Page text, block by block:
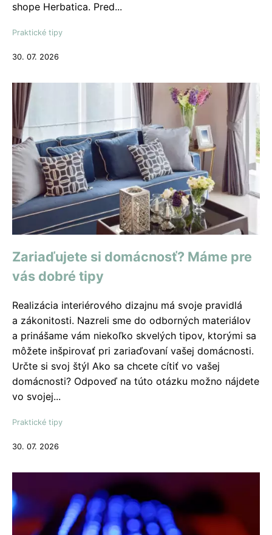
shope Herbatica. Pred...
Praktické tipy
30. 07. 2026
Zariaďujete si domácnosť? Máme pre
vás dobré tipy
Realizácia interiérového dizajnu má svoje pravidlá
a zákonitosti. Nazreli sme do odborných materiálov
a prinášame vám niekoľko skvelých tipov, ktorými sa
môžete inšpirovať pri zariaďovaní vašej domácnosti.
Určte si svoj štýl Ako sa chcete cítiť vo vašej
domácnosti? Odpoveď na túto otázku možno nájdete
vo svojej...
Praktické tipy
30. 07. 2026